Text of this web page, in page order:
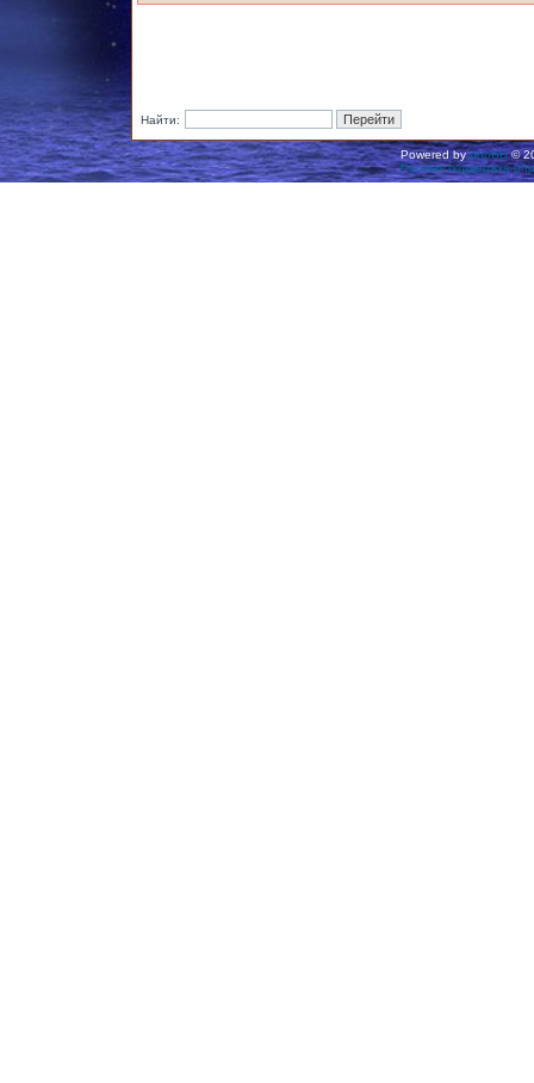
Найти:
Powered byphpBB©
Русская поддержка